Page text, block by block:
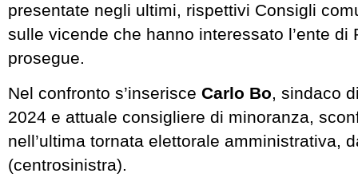
presentate negli ultimi, rispettivi Consigli
sulle vicende che hanno interessato l’ente di
prosegue.
Nel confronto s’inserisce Carlo Bo , sindaco
2024 e attuale consigliere di minoranza,
nell’ultima tornata elettorale amministrativa,
(centrosinistra).